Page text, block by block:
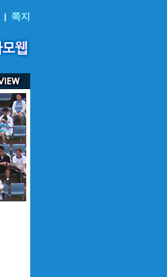
| 쪽지